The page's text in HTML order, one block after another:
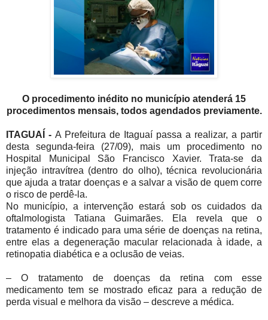
O procedimento inédito no município atenderá 15
procedimentos mensais, todos agendados previamente.
ITAGUAÍ - A Prefeitura de Itaguaí passa a realizar, a partir
desta segunda-feira (27/09), mais um procedimento no
Hospital Municipal São Francisco Xavier. Trata-se da
injeção intravítrea (dentro do olho), técnica revolucionária
que ajuda a tratar doenças e a salvar a visão de quem corre
o risco de perdê-la.
No município, a intervenção estará sob os cuidados da
oftalmologista Tatiana Guimarães. Ela revela que o
tratamento é indicado para uma série de doenças na retina,
entre elas a degeneração macular relacionada à idade, a
retinopatia diabética e a oclusão de veias.
– O tratamento de doenças da retina com esse
medicamento tem se mostrado eficaz para a redução de
perda visual e melhora da visão – descreve a médica.